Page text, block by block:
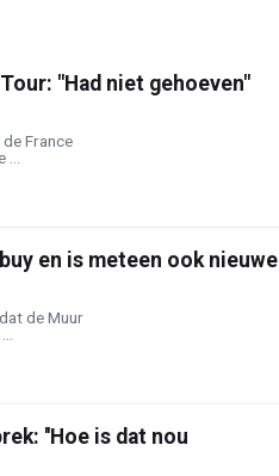
"Had niet gehoeven"
France
en is meteen ook nieuwe
de Muur
''Hoe is dat nou